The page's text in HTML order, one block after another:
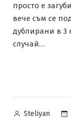
просто е
вече съм се
дублирани в 3
случай…
Posted
Steliyan